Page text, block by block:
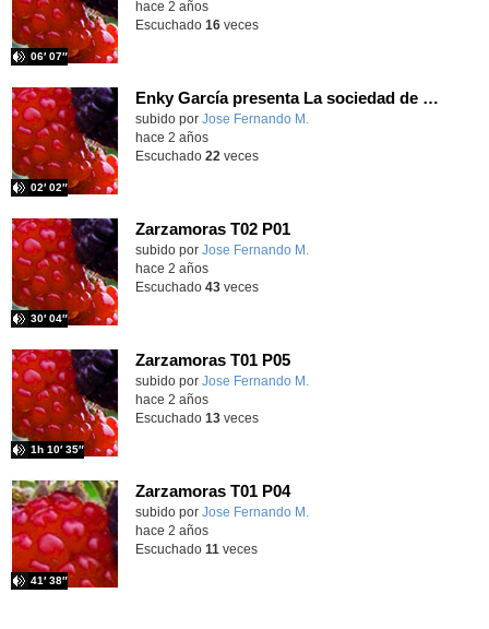
06′ 07″
hace 2 años
Escuchado 16veces
Enky García presenta La sociedad de la nieve T02 P01
Contenido educativo.
subido por Jose Fernando M.
02′ 02″
hace 2 años
Escuchado 22 veces
Zarzamoras T02 P01
Contenido educativo.
subido por Jose Fernando M.
30′ 04″
hace 2 años
Escuchado 43veces
Zarzamoras T01 P05
Contenido educativo.
subido por Jose Fernando M.
1h 10′ 35″
hace 2 años
Escuchado 13veces
Zarzamoras T01 P04
Contenido educativo.
subido por Jose Fernando M.
41′ 38″
hace 2 años
Escuchado 11 veces